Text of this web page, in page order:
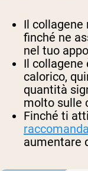
Il collagene
finché ne
nel tuo
Il collagene
calorico,
quantità
molto sulle
Finché ti
aumentare